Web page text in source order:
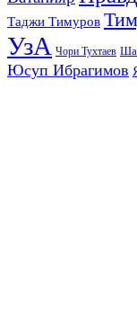
Таджи Тимуров
УзА Чори Тухтаев
Юсуп Ибрагимов